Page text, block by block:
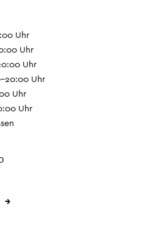
Uhr
Uhr
Uhr
Uhr
Uhr
Uhr